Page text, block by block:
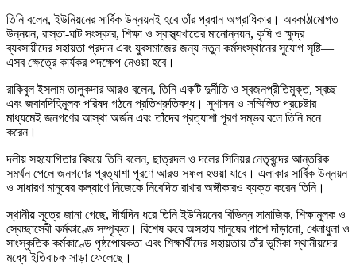
তিনি বলেন, ইউনিয়নের সার্বিক উন্নয়নই হবে তাঁর প্রধান অগ্রাধিকার। অবকাঠামোগত
উন্নয়ন, রাস্তা-ঘাট সংস্কার, শিক্ষা ও স্বাস্থ্যখাতের মানোন্নয়ন, কৃষি ও ক্ষুদ্র
ব্যবসায়ীদের সহায়তা প্রদান এবং যুবসমাজের জন্য নতুন কর্মসংস্থানের সুযোগ সৃষ্টি—
এসব ক্ষেত্রে কার্যকর পদক্ষেপ নেওয়া হবে।
রাকিবুল ইসলাম তালুকদার আরও বলেন, তিনি একটি দুর্নীতি ও স্বজনপ্রীতিমুক্ত, স্বচ্ছ
এবং জবাবদিহিমূলক পরিষদ গঠনে প্রতিশ্রুতিবদ্ধ। সুশাসন ও সম্মিলিত প্রচেষ্টার
মাধ্যমেই জনগণের আস্থা অর্জন এবং তাঁদের প্রত্যাশা পূরণ সম্ভব বলে তিনি মনে
করেন।
দলীয় সহযোগিতার বিষয়ে তিনি বলেন, ছাত্রদল ও দলের সিনিয়র নেতৃবৃন্দের আন্তরিক
সমর্থন পেলে জনগণের প্রত্যাশা পূরণে আরও সফল হওয়া যাবে। এলাকার সার্বিক উন্নয়ন
ও সাধারণ মানুষের কল্যাণে নিজেকে নিবেদিত রাখার অঙ্গীকারও ব্যক্ত করেন তিনি।
স্থানীয় সূত্রে জানা গেছে, দীর্ঘদিন ধরে তিনি ইউনিয়নের বিভিন্ন সামাজিক, শিক্ষামূলক ও
স্বেচ্ছাসেবী কর্মকাণ্ডে সম্পৃক্ত। বিশেষ করে অসহায় মানুষের পাশে দাঁড়ানো, খেলাধুলা ও
সাংস্কৃতিক কর্মকাণ্ডে পৃষ্ঠপোষকতা এবং শিক্ষার্থীদের সহায়তায় তাঁর ভূমিকা স্থানীয়দের
মধ্যে ইতিবাচক সাড়া ফেলেছে।